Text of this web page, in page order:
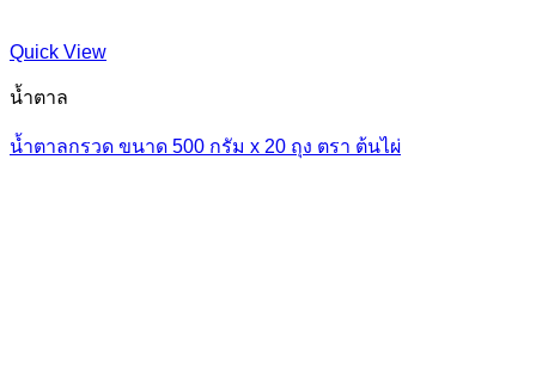
Quick View
น้ำตาล
น้ำตาลกรวด ขนาด 500 กรัม x 20 ถุง ตรา ต้นไผ่